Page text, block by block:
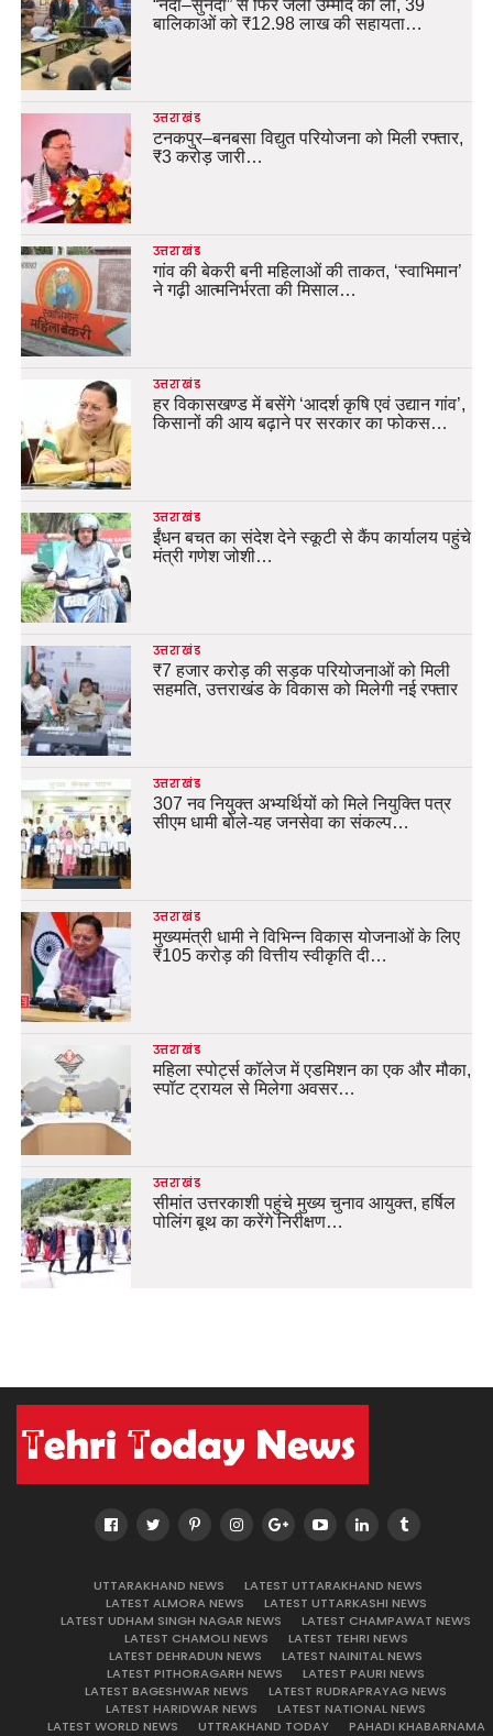
“नंदा–सुनंदा” से फिर जली उम्मीद की लौ, 39
बालिकाओं को ₹12.98 लाख की सहायता…
उत्तराखंड
टनकपुर–बनबसा विद्युत परियोजना को मिली रफ्तार,
₹3 करोड़ जारी…
उत्तराखंड
गांव की बेकरी बनी महिलाओं की ताकत, ‘स्वाभिमान’
ने गढ़ी आत्मनिर्भरता की मिसाल…
उत्तराखंड
हर विकासखण्ड में बसेंगे ‘आदर्श कृषि एवं उद्यान गांव’,
किसानों की आय बढ़ाने पर सरकार का फोकस…
उत्तराखंड
ईंधन बचत का संदेश देने स्कूटी से कैंप कार्यालय पहुंचे
मंत्री गणेश जोशी…
उत्तराखंड
₹7 हजार करोड़ की सड़क परियोजनाओं को मिली
सहमति, उत्तराखंड के विकास को मिलेगी नई रफ्तार
उत्तराखंड
307 नव नियुक्त अभ्यर्थियों को मिले नियुक्ति पत्र
सीएम धामी बोले-यह जनसेवा का संकल्प…
उत्तराखंड
मुख्यमंत्री धामी ने विभिन्न विकास योजनाओं के लिए
₹105 करोड़ की वित्तीय स्वीकृति दी…
उत्तराखंड
महिला स्पोर्ट्स कॉलेज में एडमिशन का एक और मौका,
स्पॉट ट्रायल से मिलेगा अवसर…
उत्तराखंड
सीमांत उत्तरकाशी पहुंचे मुख्य चुनाव आयुक्त, हर्षिल
पोलिंग बूथ का करेंगे निरीक्षण…
UTTARAKHAND NEWS
LATEST UTTARAKHAND NEWS
LATEST ALMORA NEWS
LATEST UTTARKASHI NEWS
LATEST UDHAM SINGH NAGAR NEWS
LATEST CHAMPAWAT NEWS
LATEST CHAMOLI NEWS
LATEST TEHRI NEWS
LATEST DEHRADUN NEWS
LATEST NAINITAL NEWS
LATEST PITHORAGARH NEWS
LATEST PAURI NEWS
LATEST BAGESHWAR NEWS
LATEST RUDRAPRAYAG NEWS
LATEST HARIDWAR NEWS
LATEST NATIONAL NEWS
LATEST WORLD NEWS
UTTRAKHAND TODAY
PAHADI KHABARNAMA